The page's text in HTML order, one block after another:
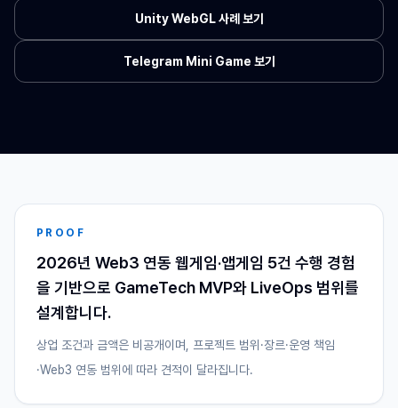
Unity WebGL 사례 보기
Telegram Mini Game 보기
PROOF
2026년 Web3 연동 웹게임·앱게임 5건 수행 경험
을 기반으로 GameTech MVP와 LiveOps 범위를
설계합니다.
상업 조건과 금액은 비공개이며, 프로젝트 범위·장르·운영 책임
·Web3 연동 범위에 따라 견적이 달라집니다.